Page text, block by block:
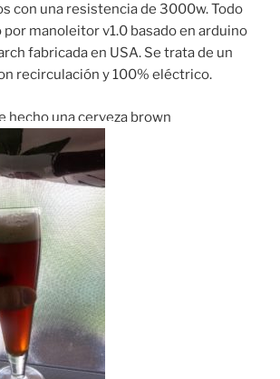
con una resistencia de 3000w. Todo
manoleitor v1.0 basado en arduino
fabricada en USA. Se trata de un
recirculación y 100% eléctrico.
hecho una cerveza brown